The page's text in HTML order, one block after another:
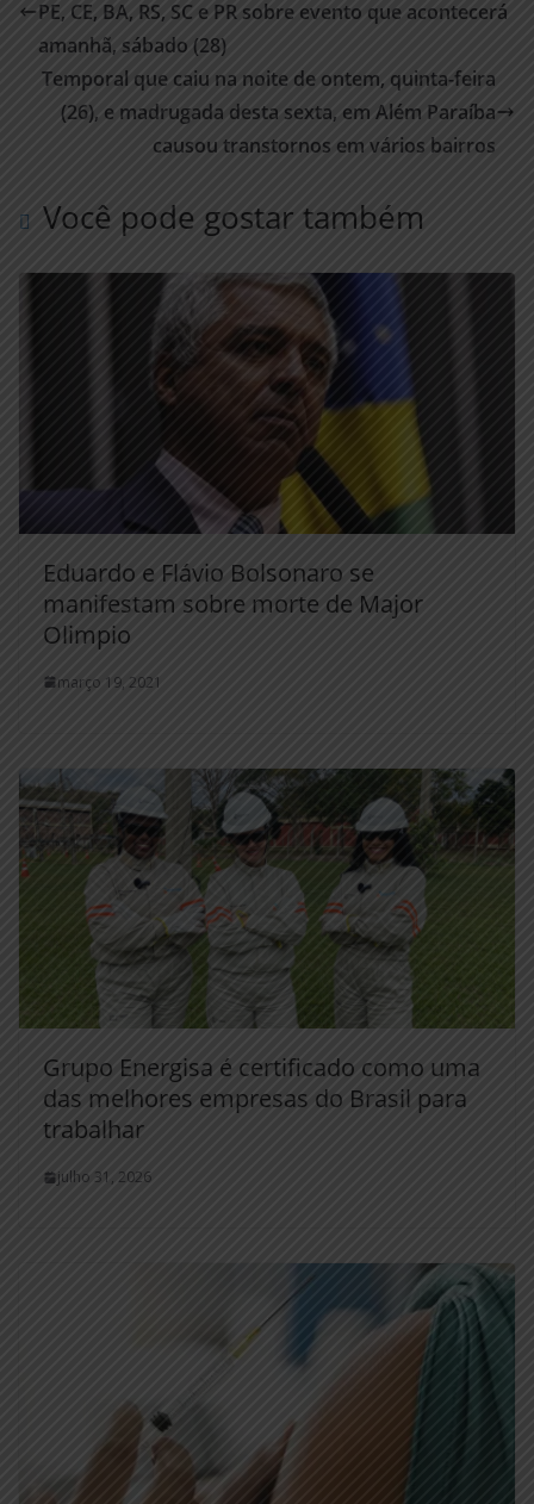
PE, CE, BA, RS, SC e PR sobre evento que acontecerá
amanhã, sábado (28)
Temporal que caiu na noite de ontem, quinta-feira
(26), e madrugada desta sexta, em Além Paraíba
causou transtornos em vários bairros
Você pode gostar também
Eduardo e Flávio Bolsonaro se
manifestam sobre morte de Major
Olimpio
março 19, 2021
Grupo Energisa é certificado como uma
das melhores empresas do Brasil para
trabalhar
julho 31, 2026